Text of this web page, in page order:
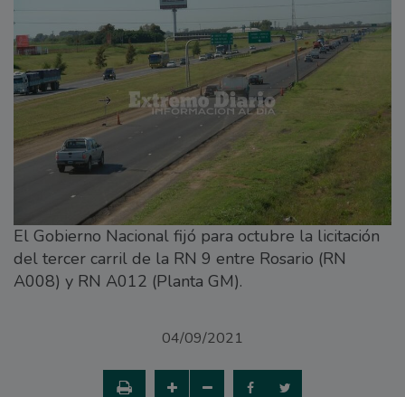
El Gobierno Nacional fijó para octubre la licitación
del tercer carril de la RN 9 entre Rosario (RN
A008) y RN A012 (Planta GM).
04/09/2021